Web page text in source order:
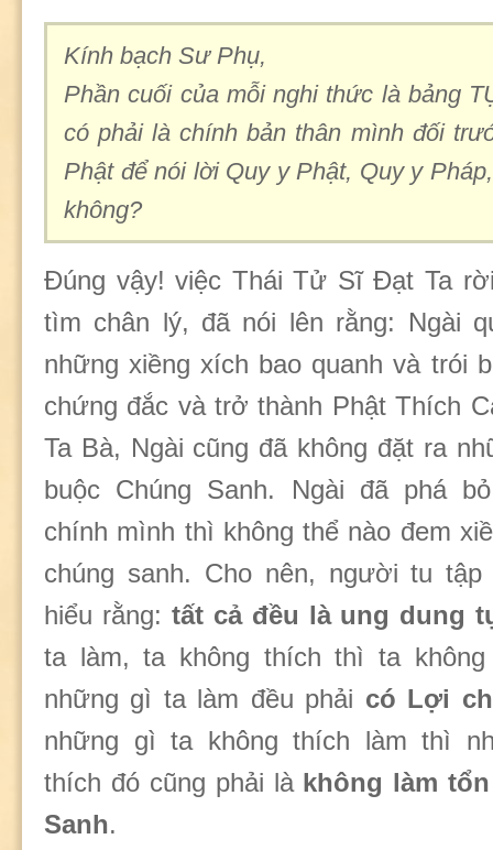
Kính bạch Sư Phụ,
Phần cuối của mỗi nghi thức là bảng
có phải là chính bản thân mình đối
Phật để nói lời Quy y Phật, Quy y
không?
Đúng vậy! việc Thái Tử Sĩ Đạt Ta
tìm chân lý, đã nói lên rằng: Ngài
những xiềng xích bao quanh và trói
chứng đắc và trở thành Phật Thích
Ta Bà, Ngài cũng đã không đặt ra
buộc Chúng Sanh. Ngài đã phá
chính mình thì không thể nào đem
chúng sanh. Cho nên, người tu tập
hiểu rằng: tất cả đều là ung dung
ta làm, ta không thích thì ta không
những gì ta làm đều phải có Lợi
những gì ta không thích làm thì
thích đó cũng phải là không làm
Sanh.